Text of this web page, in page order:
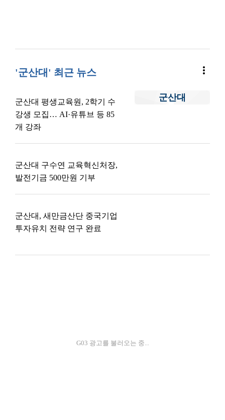
'군산대' 최근 뉴스 more_vert
군산대
군산대 평생교육원, 2학기 수
강생 모집… AI·유튜브 등 85
개 강좌
군산대 구수연 교육혁신처장,
발전기금 500만원 기부
군산대, 새만금산단 중국기업
투자유치 전략 연구 완료
G03 광고를 불러오는 중...